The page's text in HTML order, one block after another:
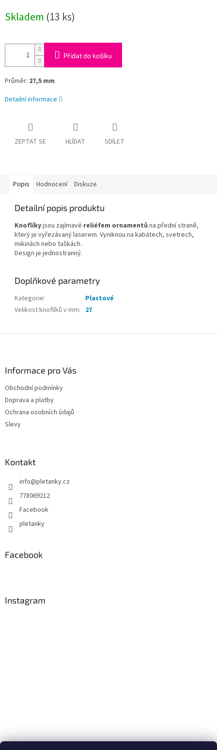
cena:
Skladem (13 ks)
Přidat do košíku
Průměr: 27,5 mm
Detailní informace
ZEPTAT SE HLÍDAT SDÍLET
Popis Hodnocení Diskuze
Detailní popis produktu
Knoflíkyjsou zajímavé reliéfem ornamentů na přední straně,
který je vyřezávaný laserem. Vyniknou na kabátech, svetrech,
mikinách nebo taškách.
Design je jednostranný.
Doplňkové parametry
Kategorie:
Plastové
Velikost knoflíků v mm: 27
Informace pro Vás
Obchodní podmínky
Doprava a platby
Ochrana osobních údajů
Slevy
Kontakt
info@pletanky.cz
778069212
Facebook
pletanky
Facebook
Instagram